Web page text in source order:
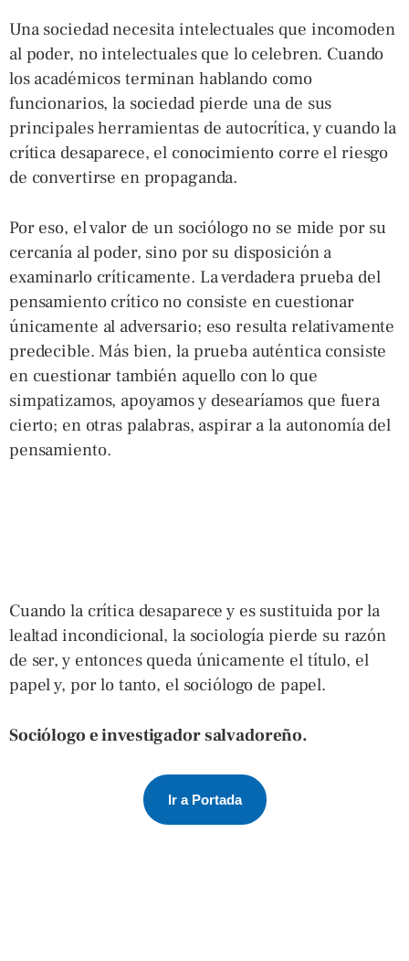
Una sociedad necesita intelectuales que incomoden
al poder, no intelectuales que lo celebren. Cuando
los académicos terminan hablando como
funcionarios, la sociedad pierde una de sus
principales herramientas de autocrítica, y cuando la
crítica desaparece, el conocimiento corre el riesgo
de convertirse en propaganda.
Por eso, el valor de un sociólogo no se mide por su
cercanía al poder, sino por su disposición a
examinarlo críticamente. La verdadera prueba del
pensamiento crítico no consiste en cuestionar
únicamente al adversario; eso resulta relativamente
predecible. Más bien, la prueba auténtica consiste
en cuestionar también aquello con lo que
simpatizamos, apoyamos y desearíamos que fuera
cierto; en otras palabras, aspirar a la autonomía del
pensamiento.
Cuando la crítica desaparece y es sustituida por la
lealtad incondicional, la sociología pierde su razón
de ser, y entonces queda únicamente el título, el
papel y, por lo tanto, el sociólogo de papel.
Sociólogo e investigador salvadoreño.
Ir a Portada